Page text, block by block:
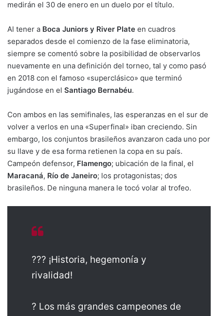
medirán el 30 de enero en un duelo por el título.
Al tener a Boca Juniors y River Plate en cuadros
separados desde el comienzo de la fase eliminatoria,
siempre se comentó sobre la posibilidad de observarlos
nuevamente en una definición del torneo, tal y como pasó
en 2018 con el famoso «superclásico» que terminó
jugándose en el Santiago Bernabéu.
Con ambos en las semifinales, las esperanzas en el sur de
volver a verlos en una «Superfinal» iban creciendo. Sin
embargo, los conjuntos brasileños avanzaron cada uno por
su llave y de esa forma retienen la copa en su país.
Campeón defensor, Flamengo; ubicación de la final, el
Maracaná, Río de Janeiro; los protagonistas; dos
brasileños. De ninguna manera le tocó volar al trofeo.
??? ¡Historia, hegemonía y
rivalidad!
? Los más grandes campeones de